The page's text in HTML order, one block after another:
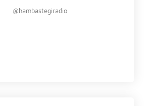
hambastegiradio@